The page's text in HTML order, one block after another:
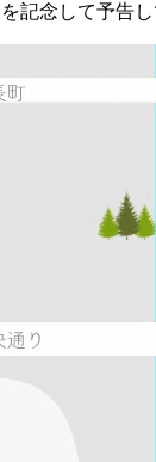
記念して予